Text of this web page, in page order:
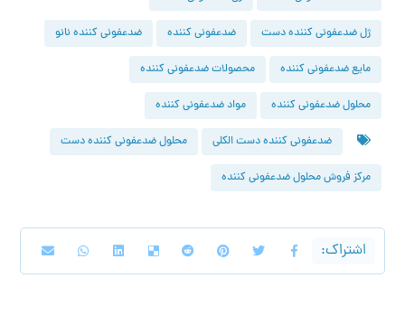
ژل ضدعفونی کننده دست ضدعفونی کننده ضدعفونی کننده نانو
مایع ضدعفونی کننده محصولات ضدعفونی کننده
محلول ضدعفونی کننده مواد ضدعفونی کننده
ضدعفونی کننده دست الکلی محلول ضدعفونی کننده دست
مرکز فروش محلول ضدعفونی کننده